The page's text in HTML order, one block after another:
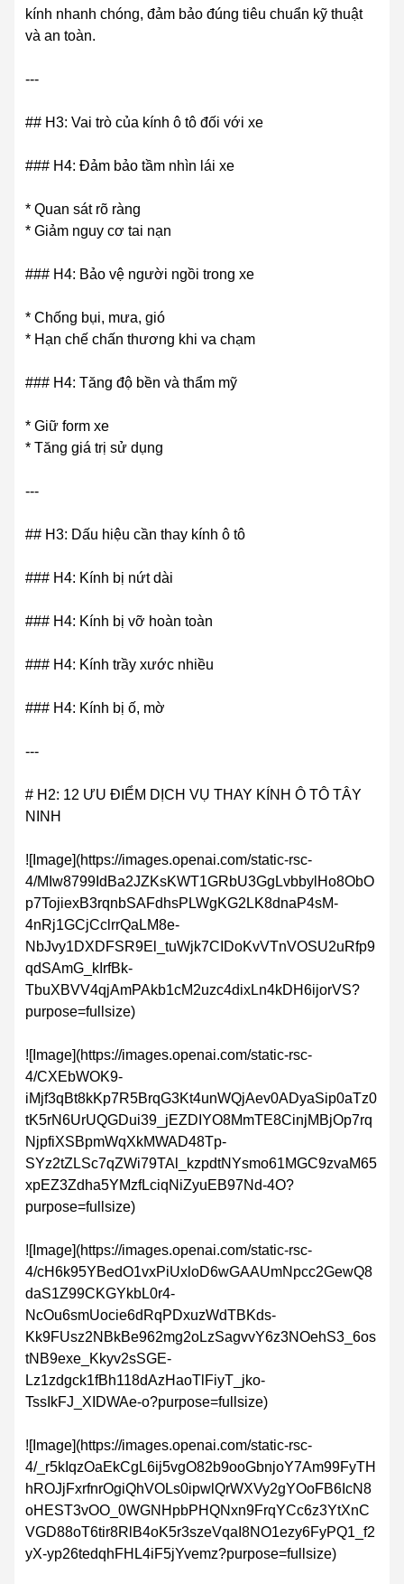
kính nhanh chóng, đảm bảo đúng tiêu chuẩn kỹ thuật
và an toàn.
---
## H3: Vai trò của kính ô tô đối với xe
### H4: Đảm bảo tầm nhìn lái xe
* Quan sát rõ ràng
* Giảm nguy cơ tai nạn
### H4: Bảo vệ người ngồi trong xe
* Chống bụi, mưa, gió
* Hạn chế chấn thương khi va chạm
### H4: Tăng độ bền và thẩm mỹ
* Giữ form xe
* Tăng giá trị sử dụng
---
## H3: Dấu hiệu cần thay kính ô tô
### H4: Kính bị nứt dài
### H4: Kính bị vỡ hoàn toàn
### H4: Kính trầy xước nhiều
### H4: Kính bị ố, mờ
---
# H2: 12 ƯU ĐIỂM DỊCH VỤ THAY KÍNH Ô TÔ TÂY
NINH
![Image](https://images.openai.com/static-rsc-
4/MIw8799IdBa2JZKsKWT1GRbU3GgLvbbylHo8ObO
p7TojiexB3rqnbSAFdhsPLWgKG2LK8dnaP4sM-
4nRj1GCjCclrrQaLM8e-
NbJvy1DXDFSR9El_tuWjk7CIDoKvVTnVOSU2uRfp9
qdSAmG_kIrfBk-
TbuXBVV4qjAmPAkb1cM2uzc4dixLn4kDH6ijorVS?
purpose=fullsize)
![Image](https://images.openai.com/static-rsc-
4/CXEbWOK9-
iMjf3qBt8kKp7R5BrqG3Kt4unWQjAev0ADyaSip0aTz0
tK5rN6UrUQGDui39_jEZDIYO8MmTE8CinjMBjOp7rq
NjpfiXSBpmWqXkMWAD48Tp-
SYz2tZLSc7qZWi79TAl_kzpdtNYsmo61MGC9zvaM65
xpEZ3Zdha5YMzfLciqNiZyuEB97Nd-4O?
purpose=fullsize)
![Image](https://images.openai.com/static-rsc-
4/cH6k95YBedO1vxPiUxloD6wGAAUmNpcc2GewQ8
daS1Z99CKGYkbL0r4-
NcOu6smUocie6dRqPDxuzWdTBKds-
Kk9FUsz2NBkBe962mg2oLzSagvvY6z3NOehS3_6os
tNB9exe_Kkyv2sSGE-
Lz1zdgck1fBh118dAzHaoTlFiyT_jko-
TssIkFJ_XIDWAe-o?purpose=fullsize)
![Image](https://images.openai.com/static-rsc-
4/_r5kIqzOaEkCgL6ij5vgO82b9ooGbnjoY7Am99FyTH
hROJjFxrfnrOgiQhVOLs0ipwlQrWXVy2gYOoFB6IcN8
oHEST3vOO_0WGNHpbPHQNxn9FrqYCc6z3YtXnC
VGD88oT6tir8RlB4oK5r3szeVqaI8NO1ezy6FyPQ1_f2
yX-yp26tedqhFHL4iF5jYvemz?purpose=fullsize)